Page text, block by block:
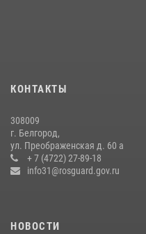
Белгородский росгвардеец
чемпионата войск
боксу
07 июля 2026, 16:59
КОНТАКТЫ
308009
г. Белгород,
ул. Преображенская д. 60 а
+ 7 (4722) 27-89-18
info31@rosguard.gov.ru
НОВОСТИ